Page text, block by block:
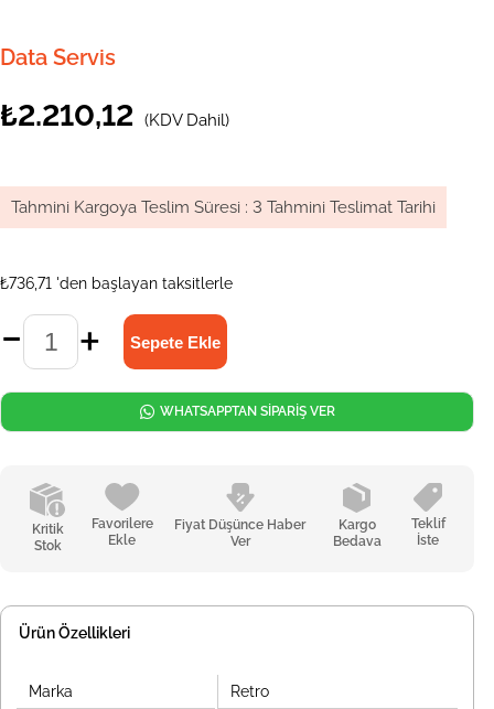
Data Servis
₺2.210,12 (KDV Dahil)
Tahmini Kargoya Teslim Süresi : 3 Tahmini Teslimat Tarihi
₺736,71 'den başlayan taksitlerle
Kritik
Stok
Favorilere
Ekle
Fiyat Düşünce Haber
Ver
Kargo
Bedava
Teklif
İste
WHATSAPPTAN SİPARİŞ VER
Ürün Özellikleri
Marka Retro